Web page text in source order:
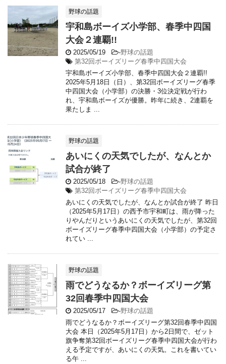
野球の話題
宇和島ボーイズ小学部、春季中四国
大会２連覇!!
2025/05/19 -野球の話題
第32回ボーイズリーグ春季中四国大会
宇和島ボーイズ小学部、春季中四国大会２連覇!!
2025年5月18日（日）、第32回ボーイズリーグ春季
中四国大会（小学部）の決勝・3位決定戦が行わ
れ、宇和島ボーイズが優勝。昨年に続き、2連覇を
果たしま ...
野球の話題
あいにくの天気でしたが、なんとか
試合が終了
2025/05/18 -野球の話題
第32回ボーイズリーグ春季中四国大会
あいにくの天気でしたが、なんとか試合が終了 昨日
（2025年5月17日）の西予市宇和町は、雨が降った
りやんだりというあいにくの天気でしたが、第32回
ボーイズリーグ春季中四国大会（小学部）の予定さ
れてい ...
野球の話題
雨でどうなるか？ボーイズリーグ第
32回春季中四国大会
2025/05/17 -野球の話題
雨でどうなるか？ボーイズリーグ第32回春季中四国
大会 本日（2025年5月17日）から2日間で、ゼット
旗争奪第32回ボーイズリーグ春季中四国大会が行わ
える予定ですが、あいにくの天気。これを書いてい
る午 ...